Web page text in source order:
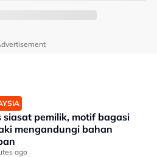
siasat pemilik, motif bagasi
mengandungi bahan
ago